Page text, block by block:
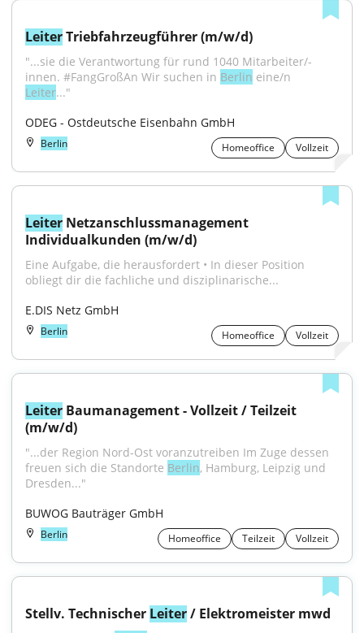
Leiter Triebfahrzeugführer (m/w/d)
"...sie die Verantwortung für rund 1040 Mitarbeiter/-
innen. #FangGroßAn Wir suchen in Berlin
Leiter..."
ODEG - Ostdeutsche Eisenbahn GmbH
Berlin Homeoffice Vollzeit
Leiter Netzanschlussmanagement
Individualkunden (m/w/d)
Eine Aufgabe, die herausfordert • In dieser Position
obliegt dir die fachliche und disziplinarische...
E.DIS Netz GmbH
Berlin Homeoffice Vollzeit
Leiter Baumanagement - Vollzeit / Teilzeit
(m/w/d)
"...der Region Nord-Ost voranzutreiben Im Zuge dessen
freuen sich die Standorte Berlin, Hamburg, Leipzig und
Dresden..."
BUWOG Bauträger GmbH
Berlin Homeoffice Teilzeit Vollzeit
Stellv. Technischer Leiter / Elektromeister mwd